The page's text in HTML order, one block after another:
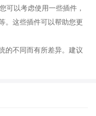
可以考虑使用一些插件，
。这些插件可以帮助您更
的不同而有所差异。建议